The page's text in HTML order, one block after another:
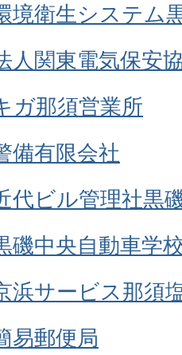
境衛生システム
人関東電気保安
ガ那須営業所
備有限会社
代ビル管理社黒
磯中央自動車学
浜サービス那須
易郵便局